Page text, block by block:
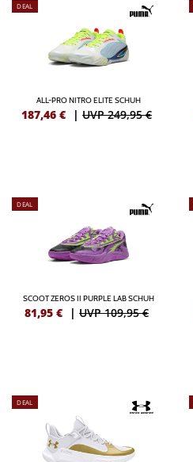
DEAL
ALL-PRO NITRO ELITE SCHUH
187,46 € | UVP 249,95 €
DEAL
SCOOT ZEROS II PURPLE LAB SCHUH
81,95 € | UVP 109,95 €
DEAL